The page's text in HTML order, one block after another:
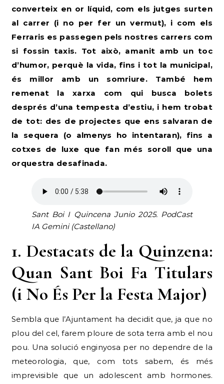
converteix en or líquid, com els jutges surten
al carrer (i no per fer un vermut), i com els
Ferraris es passegen pels nostres carrers com
si fossin taxis. Tot això, amanit amb un toc
d’humor, perquè la vida, fins i tot la municipal,
és millor amb un somriure. També hem
remenat la xarxa com qui busca bolets
després d’una tempesta d’estiu, i hem trobat
de tot: des de projectes que ens salvaran de
la sequera (o almenys ho intentaran), fins a
cotxes de luxe que fan més soroll que una
orquestra desafinada.
Sant Boi I Quincena Junio 2025. PodCast
IA Gemini (Castellano)
1. Destacats de la Quinzena:
Quan Sant Boi Fa Titulars
(i No És Per la Festa Major)
Sembla que l’Ajuntament ha decidit que, ja que no
plou del cel, farem ploure de sota terra amb el nou
pou. Una solució enginyosa per no dependre de la
meteorologia, que, com tots sabem, és més
imprevisible que un adolescent amb hormones.